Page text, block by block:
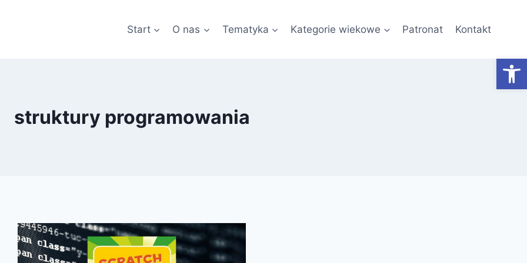
Start O nas Tematyka Kategorie wiekowe Patronat Kontakt
struktury programowania